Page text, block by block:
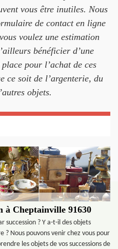
vous être inutiles. Nous
de contact en ligne
voulez une estimation
bénéficier d’une
pour l’achat de ces
ce soit de l’argenterie, du
objets.
à Cheptainville 91630
succession ? Y a-t-il des objets
? Nous pouvons venir chez vous pour
les objets de vos successions de